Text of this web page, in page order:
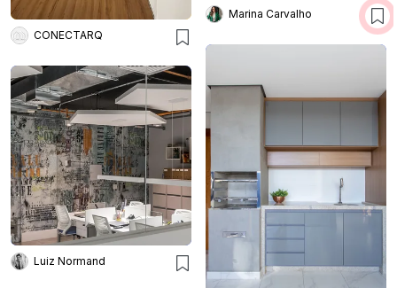
CONECTARQ
Marina Carvalho
Luiz Normand